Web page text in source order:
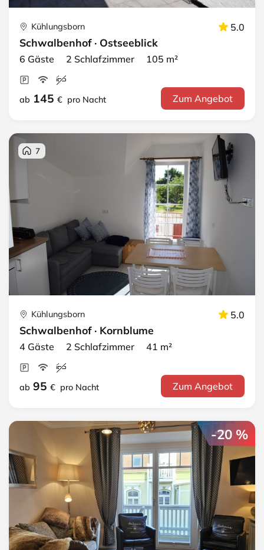
Kühlungsborn 5.0
Schwalbenhof · Ostseeblick
6 Gäste 2 Schlafzimmer 105 m²
ab 145 € pro Nacht Zum Angebot
7
Kühlungsborn 5.0
Schwalbenhof · Kornblume
4 Gäste 2 Schlafzimmer 41 m²
ab 95 € pro Nacht Zum Angebot
-20 %